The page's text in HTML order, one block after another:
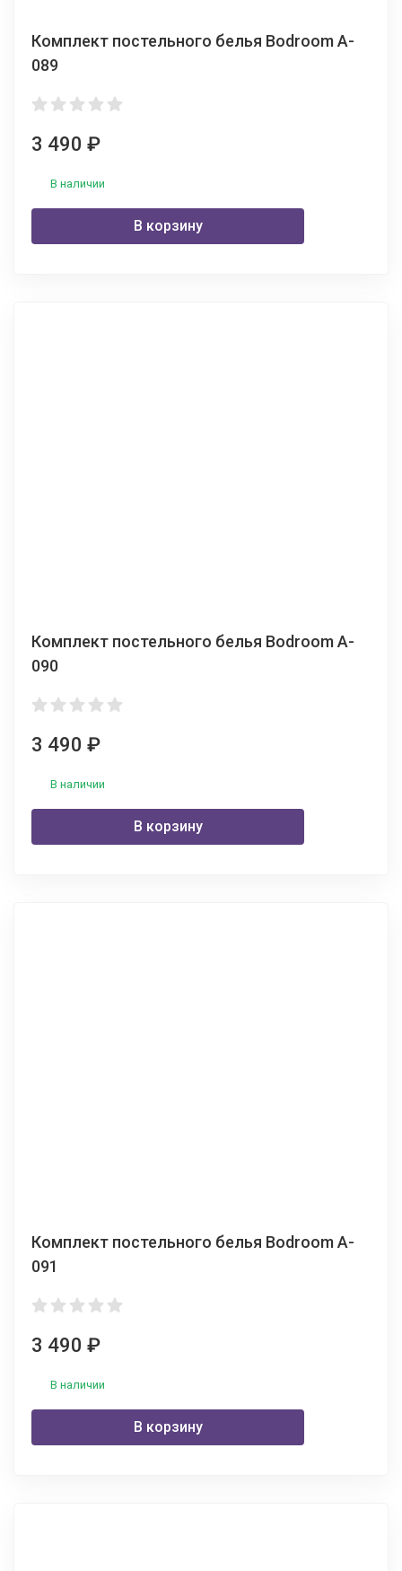
Комплект постельного белья Bodroom A-
089
3 490 ₽
В наличии
В корзину
Комплект постельного белья Bodroom A-
090
3 490 ₽
В наличии
В корзину
Комплект постельного белья Bodroom A-
091
3 490 ₽
В наличии
В корзину